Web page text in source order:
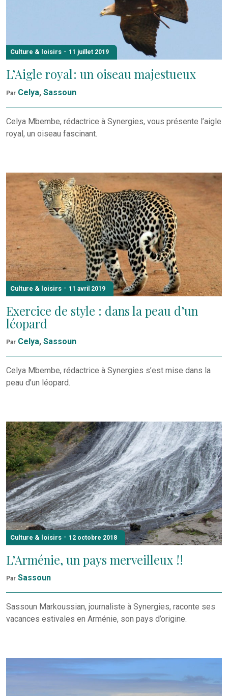
Culture & loisirs - 11 juillet 2019
L’Aigle royal : un oiseau majestueux
Par Celya, Sassoun
Celya Mbembe, rédactrice à Synergies, vous présente l’aigle
royal, un oiseau fascinant.
Culture & loisirs - 11 avril 2019
Exercice de style : dans la peau d’un
léopard
Par Celya, Sassoun
Celya Mbembe, rédactrice à Synergies s’est mise dans la
peau d’un léopard.
Culture & loisirs - 12 octobre 2018
L’Arménie, un pays merveilleux !!
Par Sassoun
Sassoun Markoussian, journaliste à Synergies, raconte ses
vacances estivales en Arménie, son pays d’origine.